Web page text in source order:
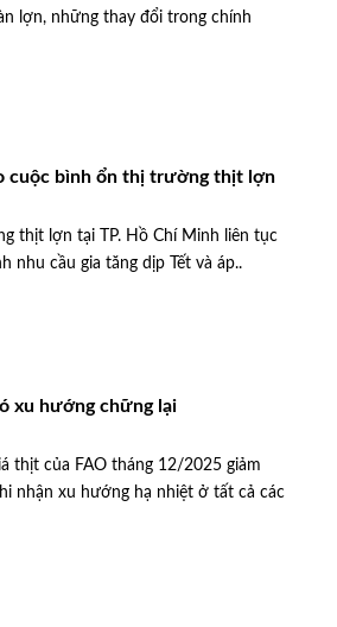
lợn, những thay đổi trong chính
cuộc bình ổn thị trường thịt lợn
thịt lợn tại TP. Hồ Chí Minh liên tục
nhu cầu gia tăng dịp Tết và áp..
xu hướng chững lại
thịt của FAO tháng 12/2025 giảm
nhận xu hướng hạ nhiệt ở tất cả các